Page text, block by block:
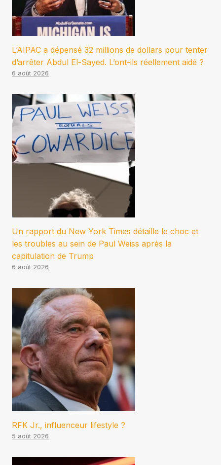
L’AIPAC a dépensé 32 millions de dollars pour tenter
d’arrêter Abdul El-Sayed. L’ont-ils réellement aidé ?
6 août 2026
Un rapport du New York Times détaille le choc et
les troubles au sein de Paul Weiss après la
capitulation de Trump
6 août 2026
RFK Jr., influenceur lifestyle ?
5 août 2026